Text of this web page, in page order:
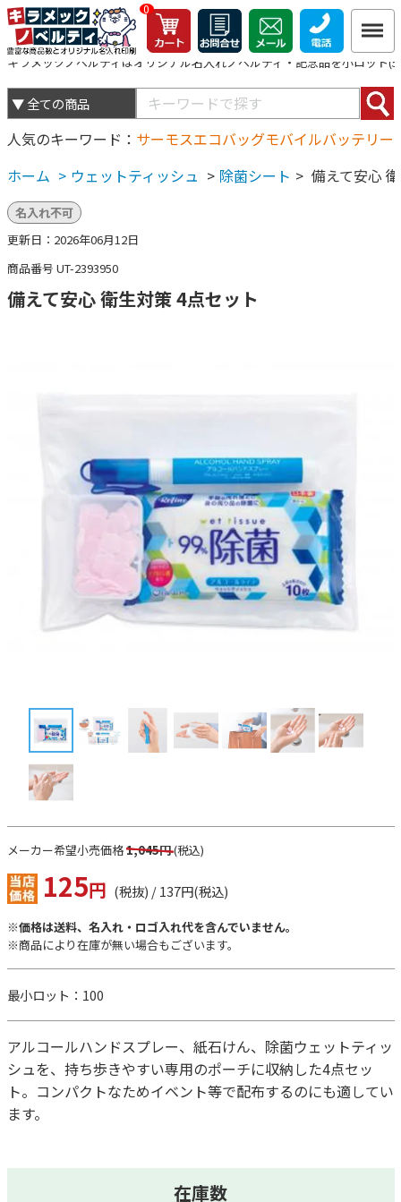
0
キラメックノベルティはオリジナル名入れノベルティ・記念品を小ロット
人気のキーワード サーモスエコバッグモバイルバッテリー
ホーム > ウェットティッシュ > 除菌シート > 備えて安心
名入れ不可
更新日：2026年06月12日
商品番号 UT-2393950
備えて安心 衛生対策 4点セット
メーカー希望小売価格1,045円(税込)
125円 (税抜) / 137円(税込)
※価格は送料、名入れ・ロゴ入れ代を含んでいません。
※商品により在庫が無い場合もございます。
最小ロット：100
アルコールハンドスプレー、紙石けん、除菌ウェットティッ
シュを、持ち歩きやすい専用のポーチに収納した4点セッ
ト。コンパクトなためイベント等で配布するのにも適してい
ます。
在庫数